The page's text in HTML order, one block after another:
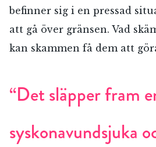
befinner sig i en pressad
att gå över gränsen. Vad
kan skammen få dem att
“Det släpper fram
syskonavundsjuka